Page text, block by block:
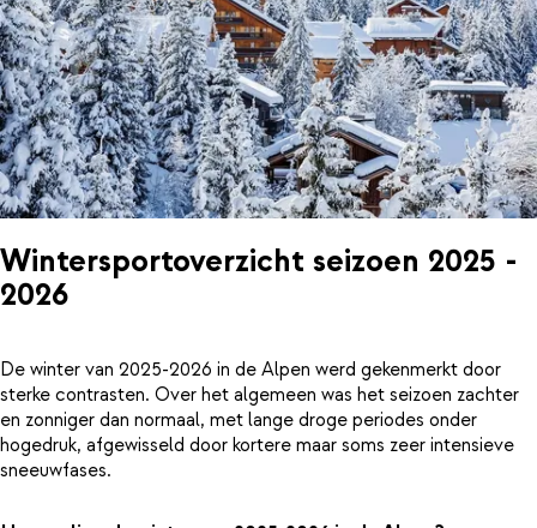
Wintersportoverzicht seizoen 2025 -
2026
De winter van 2025-2026 in de Alpen werd gekenmerkt door
sterke contrasten. Over het algemeen was het seizoen zachter
en zonniger dan normaal, met lange droge periodes onder
hogedruk, afgewisseld door kortere maar soms zeer intensieve
sneeuwfases.